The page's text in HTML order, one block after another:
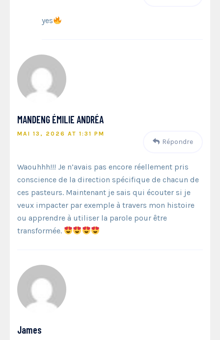
yes
MANDENG ÉMILIE ANDRÉA
MAI 13, 2026 AT 1:31 PM
Répondre
Waouhhh!!! Je n’avais pas encore réellement pris
conscience de la direction spécifique de chacun de
ces pasteurs. Maintenant je sais qui écouter si je
veux impacter par exemple à travers mon histoire
ou apprendre à utiliser la parole pour être
transformée.
James